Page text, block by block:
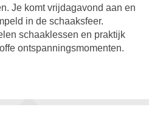
Je komt vrijdagavond aan en
in de schaaksfeer.
schaaklessen en praktijk
ontspanningsmomenten.